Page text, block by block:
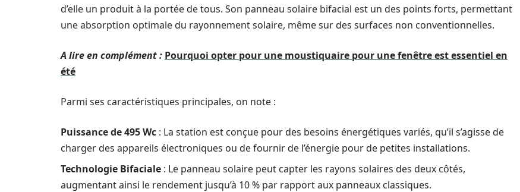
d’elle un produit à la portée de tous. Son panneau solaire bifacial est un des points forts, permettant
une absorption optimale du rayonnement solaire, même sur des surfaces non conventionnelles.
A lire en complément : Pourquoi opter pour une moustiquaire pour une fenêtre est essentiel en
été
Parmi ses caractéristiques principales, on note :
Puissance de 495 Wc : La station est conçue pour des besoins énergétiques variés, qu’il s’agisse de
charger des appareils électroniques ou de fournir de l’énergie pour de petites installations.
Technologie Bifaciale : Le panneau solaire peut capter les rayons solaires des deux côtés,
augmentant ainsi le rendement jusqu’à 10 % par rapport aux panneaux classiques.